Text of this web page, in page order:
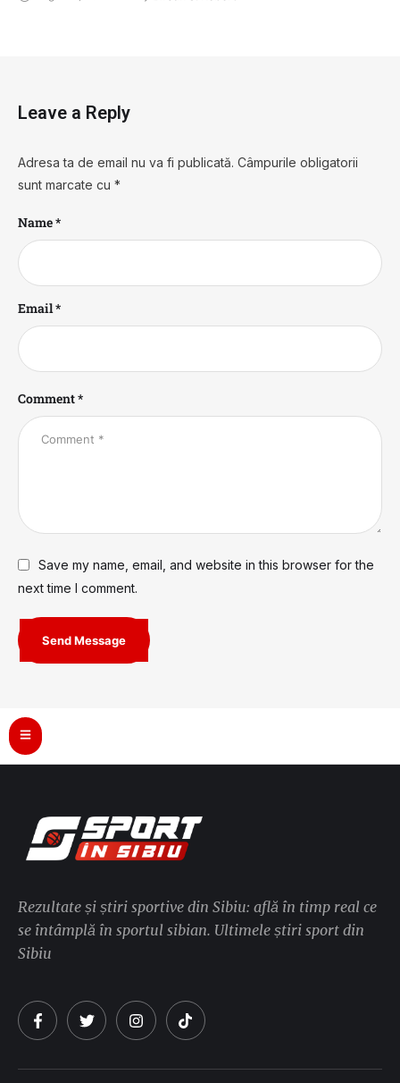
Leave a Reply
Adresa ta de email nu va fi publicată. Câmpurile obligatorii
sunt marcate cu *
Comment *
Name *
Email *
Save my name, email, and website in this browser for the
next time I comment.
Send Message
Rezultate și știri sportive din Sibiu: află în timp real ce
se întâmplă în sportul sibian. Ultimele știri sport din
Sibiu